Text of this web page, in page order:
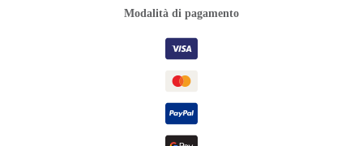
Modalità di pagamento